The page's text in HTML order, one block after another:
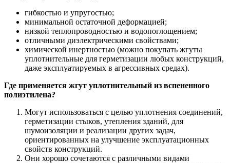
гибкостью и упругостью;
минимальной остаточной деформацией;
низкой теплопроводностью и водопоглощением;
отличными диэлектрическими свойствами;
химической инертностью (можно покупать жгуты
уплотнительные для герметизации любых конструкций,
даже эксплуатируемых в агрессивных средах).
Где применяется жгут уплотнительный из вспененного
полиэтилена?
Могут использоваться с целью уплотнения соединений,
герметизации стыков, утепления зданий, для
шумоизоляции и реализации других задач,
ориентированных на улучшение эксплуатационных
свойств конструкций.
Они хорошо сочетаются с различными видами